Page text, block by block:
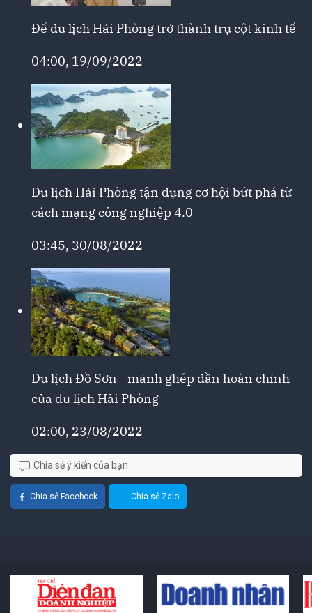
Để du lịch Hải Phòng trở thành trụ cột kinh tế
04:00, 19/09/2022
Du lịch Hải Phòng tận dụng cơ hội bứt phá từ
cách mạng công nghiệp 4.0
03:45, 30/08/2022
Du lịch Đồ Sơn - mảnh ghép dần hoàn chỉnh
của du lịch Hải Phòng
02:00, 23/08/2022
Chia sẻ ý kiến của bạn
Chia sẻ Facebook Chia sẻ Zalo